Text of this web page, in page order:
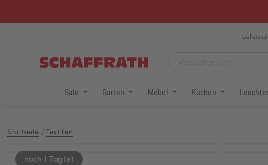
Sale Garten Möbel Küchen
Startseite Textilien
noch 1 Tag(e)